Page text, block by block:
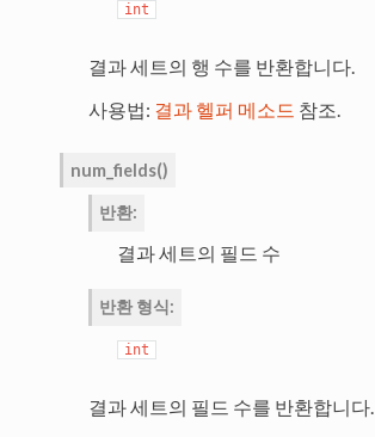
int
결과 세트의 행 수를 반환합니다.
사용법: 결과 헬퍼 메소드 참조.
num_fields()
반환:
결과 세트의 필드 수
반환 형식:
int
결과 세트의 필드 수를 반환합니다.